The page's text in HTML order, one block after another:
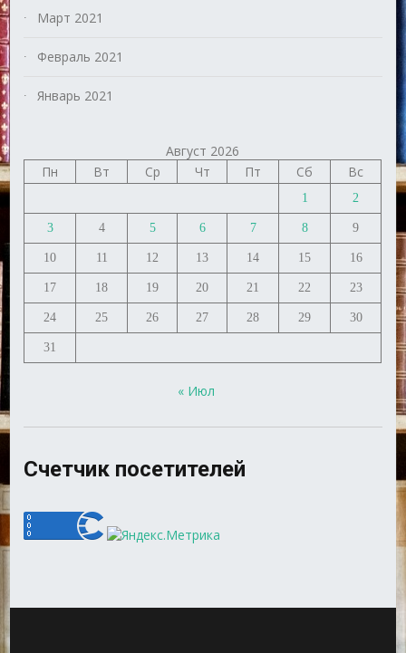
Март 2021
Февраль 2021
Январь 2021
Август 2026
Пн
Вт Ср Чт Пт Сб Вс
1 2
3 4 5 6 7 8 9
10 11 12 13 14 15 16
17 18 19 20 21 22 23
24 25 26 27 28 29 30
31
« Июл
Счетчик посетителей